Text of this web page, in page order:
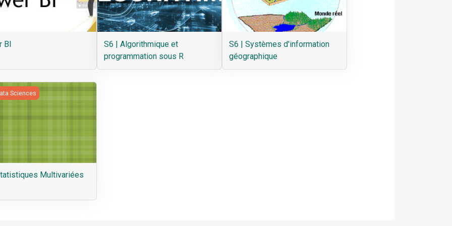
BI
S6 | Algorithmique et
programmation sous R
S6 | Systèmes d'information
géographique
Multivariées
Sciences
Multivariées